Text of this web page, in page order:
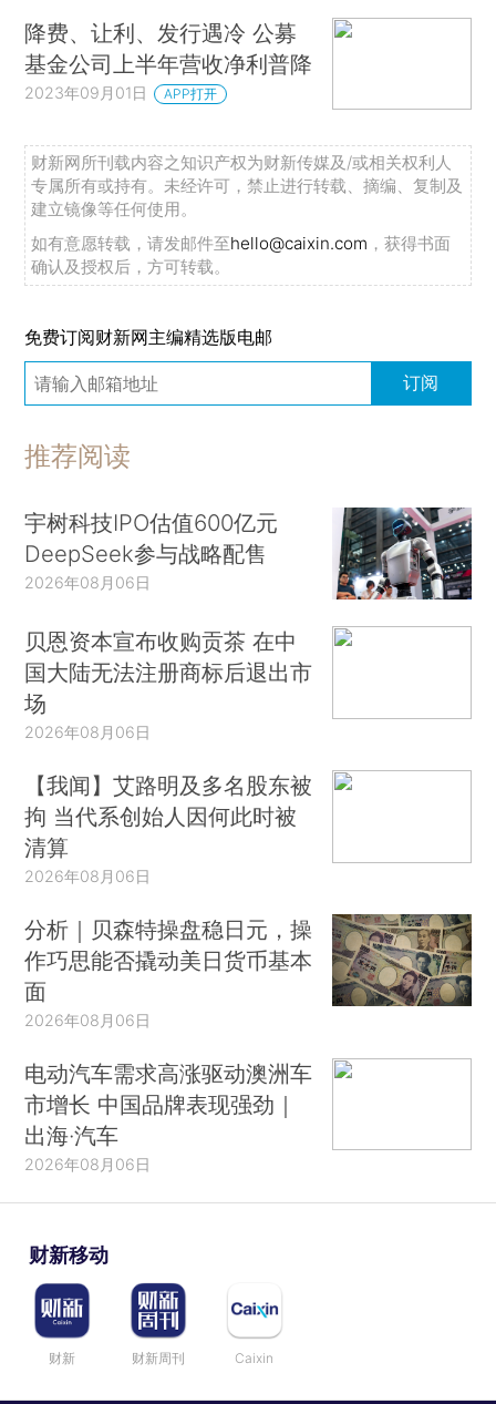
降费、让利、发行遇冷 公募
基金公司上半年营收净利普降
2023年09月01日 APP打开
财新网所刊载内容之知识产权为财新传媒及/或相关权利人
专属所有或持有。未经许可，禁止进行转载、摘编、复制及
建立镜像等任何使用。
如有意愿转载，请发邮件至hello@caixin.com ，获得书面
确认及授权后，方可转载。
免费订阅财新网主编精选版电邮
订阅
推荐阅读
宇树科技IPO估值600亿元
DeepSeek参与战略配售
2026年08月06日
贝恩资本宣布收购贡茶 在中
国大陆无法注册商标后退出市
场
2026年08月06日
【我闻】艾路明及多名股东被
拘 当代系创始人因何此时被
清算
2026年08月06日
分析｜贝森特操盘稳日元，操
作巧思能否撬动美日货币基本
面
2026年08月06日
电动汽车需求高涨驱动澳洲车
市增长 中国品牌表现强劲｜
出海·汽车
2026年08月06日
财新移动
财新 财新周刊 Caixin